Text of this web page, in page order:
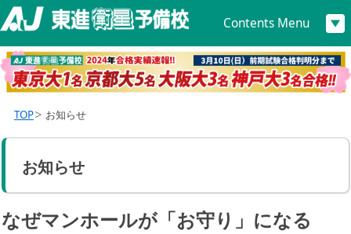
Contents Menu
TOP お知らせ
お知らせ
なぜマンホールが「お守り」になる